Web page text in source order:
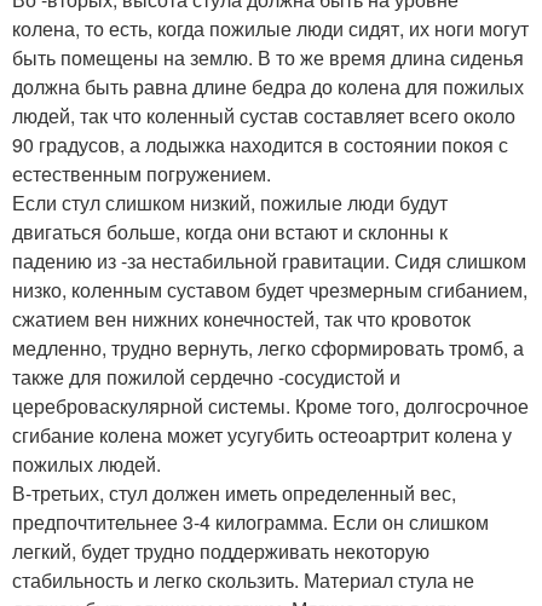
колена, то есть, когда пожилые люди сидят, их ноги могут
быть помещены на землю. В то же время длина сиденья
должна быть равна длине бедра до колена для пожилых
людей, так что коленный сустав составляет всего около
90 градусов, а лодыжка находится в состоянии покоя с
естественным погружением.
Если стул слишком низкий, пожилые люди будут
двигаться больше, когда они встают и склонны к
падению из -за нестабильной гравитации. Сидя слишком
низко, коленным суставом будет чрезмерным сгибанием,
сжатием вен нижних конечностей, так что кровоток
медленно, трудно вернуть, легко сформировать тромб, а
также для пожилой сердечно -сосудистой и
цереброваскулярной системы. Кроме того, долгосрочное
сгибание колена может усугубить остеоартрит колена у
пожилых людей.
В-третьих, стул должен иметь определенный вес,
предпочтительнее 3-4 килограмма. Если он слишком
легкий, будет трудно поддерживать некоторую
стабильность и легко скользить. Материал стула не